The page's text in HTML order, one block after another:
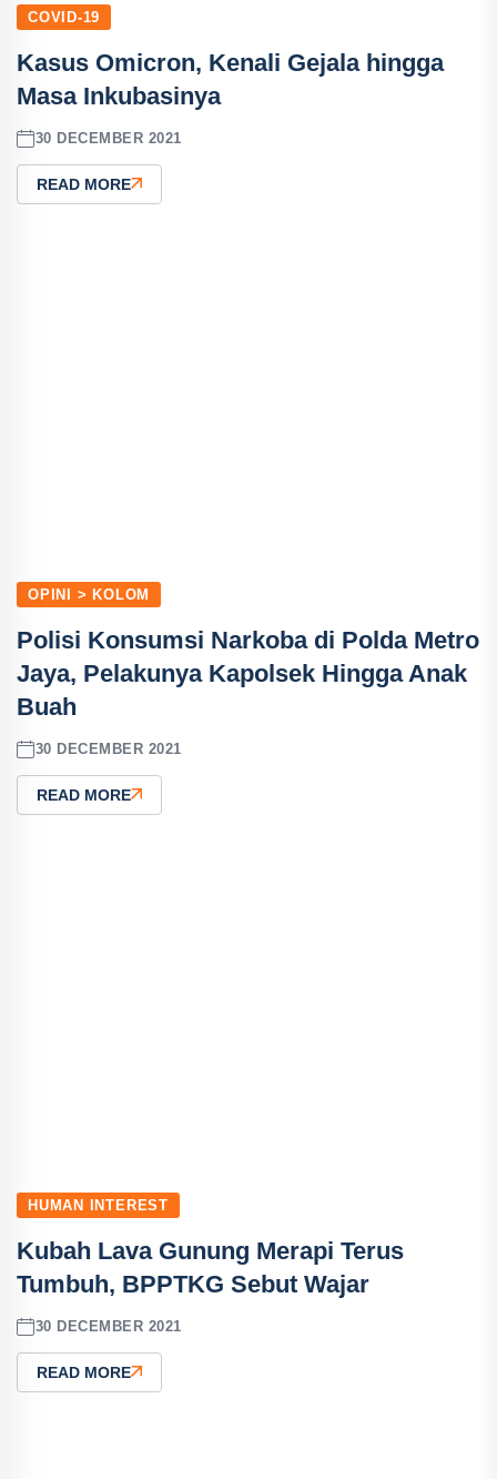
COVID-19
Kasus Omicron, Kenali Gejala hingga
Masa Inkubasinya
30 DECEMBER 2021
READ MORE
OPINI > KOLOM
Polisi Konsumsi Narkoba di Polda Metro
Jaya, Pelakunya Kapolsek Hingga Anak
Buah
30 DECEMBER 2021
READ MORE
HUMAN INTEREST
Kubah Lava Gunung Merapi Terus
Tumbuh, BPPTKG Sebut Wajar
30 DECEMBER 2021
READ MORE